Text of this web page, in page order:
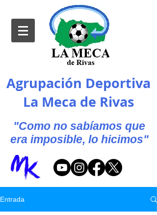
Agrupación Deportiva
La Meca de Rivas
"Como no sabíamos que
era imposible, lo hicimos"
Entrada